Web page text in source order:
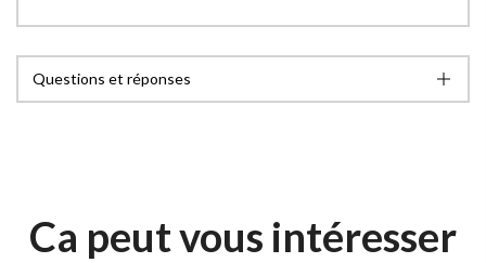
Questions et réponses
Ca peut vous intéresser